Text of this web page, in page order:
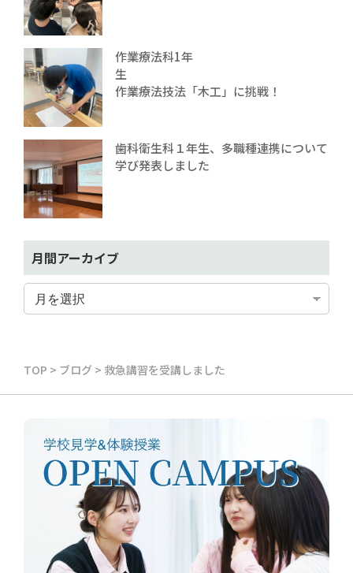
作業療法科1年
生
作業療法技法「木工」に挑戦！
歯科衛生科１年生、多職種連携について
学び発表しました
月間アーカイブ
TOP > ブログ > 救急講習を受講しました